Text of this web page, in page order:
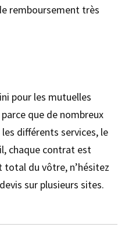
remboursement très
pour les mutuelles
que de nombreux
différents services, le
chaque contrat est
total du vôtre, n’hésitez
sur plusieurs sites.